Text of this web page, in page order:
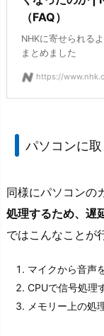
（FAQ）
NHKに寄せられる
まとめました
https://
パソコンに
同様にパソコンの
処理するため、遅
ではこんなことが
マイクから音声
CPUで信号処理
メモリー上の処